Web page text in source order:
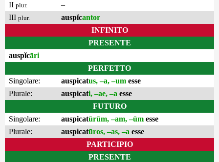
II plur.
–
III plur. auspĭcantor
INFINITO
PRESENTE
auspĭcāri
PERFETTO
Singolare:
auspicatus, –a, –um esse
Plurale:
auspicati, –ae, –a esse
FUTURO
Singolare:
auspicatūrūm, –am, –ūm esse
Plurale:
auspicatūros, –as, –a esse
PARTICIPIO
PRESENTE